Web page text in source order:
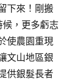
下來！剛搬
，更多虧志
使農園重現
文山地區銀
供銀髮長者